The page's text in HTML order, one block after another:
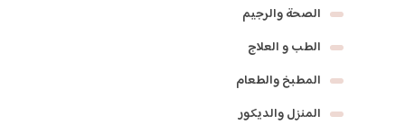
الصحة والرجيم
الطب و العلاج
المطبخ والطعام
المنزل والديكور